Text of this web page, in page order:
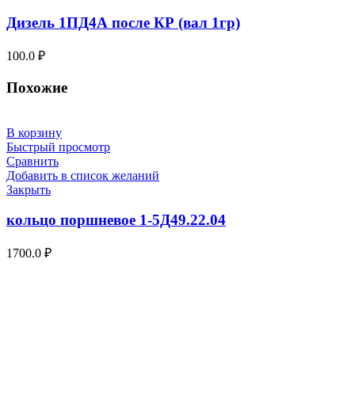
Дизель 1ПД4А после КР (вал 1гр)
100.0 ₽
Похожие
В корзину
Быстрый просмотр
Сравнить
Добавить в список желаний
Закрыть
кольцо поршневое 1-5Д49.22.04
1700.0 ₽